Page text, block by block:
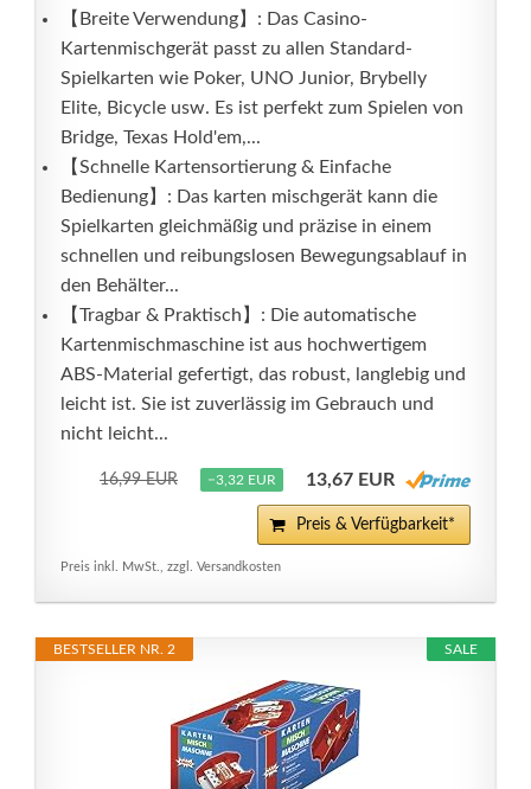
【Breite Verwendung】: Das Casino-
Kartenmischgerät passt zu allen Standard-
Spielkarten wie Poker, UNO Junior, Brybelly
Elite, Bicycle usw. Es ist perfekt zum Spielen von
Bridge, Texas Hold'em,...
【Schnelle Kartensortierung & Einfache
Bedienung】: Das karten mischgerät kann die
Spielkarten gleichmäßig und präzise in einem
schnellen und reibungslosen Bewegungsablauf in
den Behälter...
【Tragbar & Praktisch】: Die automatische
Kartenmischmaschine ist aus hochwertigem
ABS-Material gefertigt, das robust, langlebig und
leicht ist. Sie ist zuverlässig im Gebrauch und
nicht leicht...
16,99 EUR −3,32 EUR 13,67 EUR
Preis & Verfügbarkeit*
Preis inkl. MwSt., zzgl. Versandkosten
SALE
BESTSELLER NR. 2